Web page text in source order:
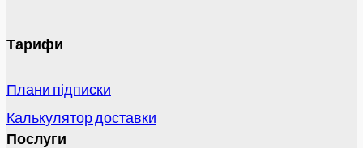
Тарифи
Плани підписки
Калькулятор доставки
Послуги